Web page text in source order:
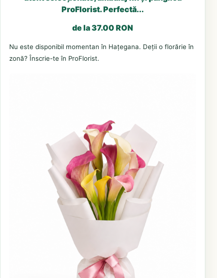
ProFlorist. Perfectă...
de la 37.00 RON
Nu este disponibil momentan în Hațegana. Deții o florărie în
zonă? Înscrie-te în ProFlorist.